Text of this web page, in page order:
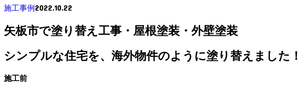
施工事例 2022.10.22
矢板市で塗り替え工事・屋根塗装・外壁塗装
シンプルな住宅を、海外物件のように塗り替えました！
施工前